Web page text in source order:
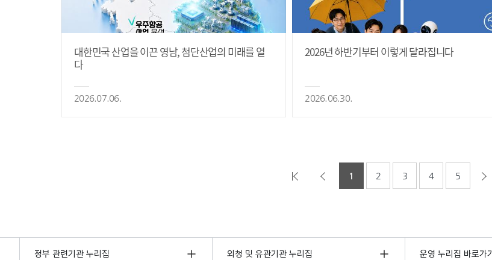
대한민국 산업을 이끈 영남, 첨단산업의 미래를 열
다
2026.07.06.
2026년 하반기부터 이렇게 달라집니다
2026.06.30.
1 2 3 4 5
정부 관련기관 누리집 외청 및 유관기관 누리집 운영 누리집 바로가기